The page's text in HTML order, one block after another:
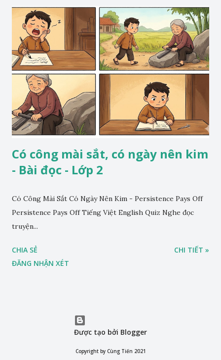
Có công mài sắt, có ngày nên kim
- Bài đọc - Lớp 2
Có Công Mài Sắt Có Ngày Nên Kim - Persistence Pays Off
Persistence Pays Off Tiếng Việt English Quiz Nghe đọc
truyện...
CHIA SẺ
ĐĂNG NHẬN XÉT
CHI TIẾT »
Được tạo bởi Blogger
Copyright by Cùng Tiến 2021